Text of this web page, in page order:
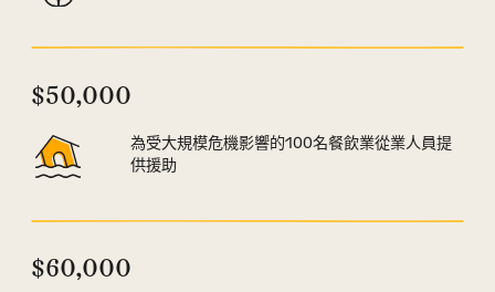
$50,000
為受大規模危機影響的100名餐飲業從業人員提
供援助
$60,000